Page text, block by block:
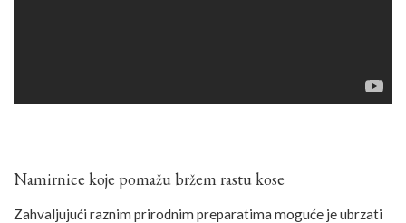
Namirnice koje pomažu bržem rastu kose
Zahvaljujući raznim prirodnim preparatima moguće je ubrzati